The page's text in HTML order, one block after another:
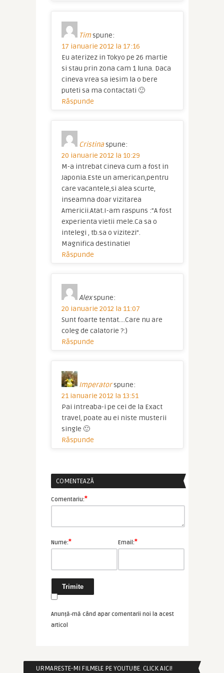
Tim spune:
17 ianuarie 2012 la 17:16
Eu aterizez in Tokyo pe 26 martie
si stau prin zona cam 1 luna. Daca
cineva vrea sa iesim la o bere
puteti sa ma contactati 🙂
Răspunde
Cristina spune:
20 ianuarie 2012 la 10:29
M-a intrebat cineva cum a fost in
Japonia.Este un american,pentru
care vacantele,si alea scurte,
inseamna doar vizitarea
Americii.Atat.I-am raspuns :”A fost
experienta vietii mele.Ca sa o
intelegi , tb.sa o vizitezi”.
Magnifica destinatie!
Răspunde
Alex spune:
20 ianuarie 2012 la 11:07
Sunt foarte tentat….Care nu are
coleg de calatorie ?:)
Răspunde
Imperator spune:
21 ianuarie 2012 la 13:51
Pai intreaba-i pe cei de la Exact
travel, poate au ei niste musterii
single 🙂
Răspunde
COMENTEAZĂ
Comentariu:*
Nume:* Email:*
Anunță-mă când apar comentarii noi la acest
articol
URMARESTE-MI FILMELE PE YOUTUBE. CLICK AICI!